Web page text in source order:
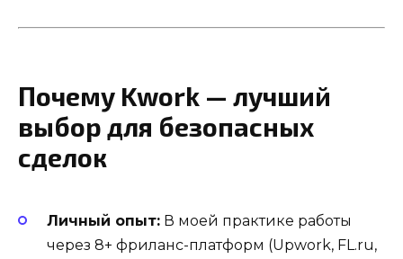
Почему Kwork — лучший
выбор для безопасных
сделок
Личный опыт: В моей практике работы
через 8+ фриланс-платформ (Upwork, FL.ru,